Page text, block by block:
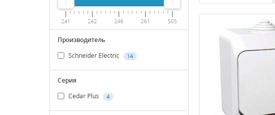
241 242 246 261 505
Производитель
Schneider Electric
14
Серия
Cedar Plus
4